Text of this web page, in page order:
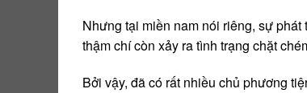
Nhưng tại miền nam nói riêng, sự
thậm chí còn xảy ra tình trạng chặt
Bởi vậy, đã có rất nhiều chủ phương